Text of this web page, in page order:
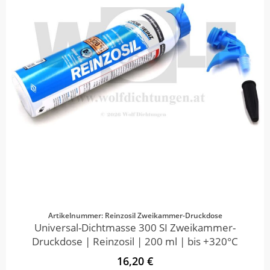
Artikelnummer: Reinzosil Zweikammer-Druckdose
Universal-Dichtmasse 300 SI Zweikammer-
Druckdose | Reinzosil | 200 ml | bis +320°C
16,20 €